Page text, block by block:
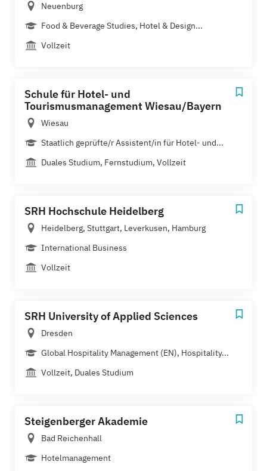
Neuenburg
Food & Beverage Studies, Hotel & Design...
Vollzeit
Schule für Hotel- und
Tourismusmanagement Wiesau/Bayern
Wiesau
Staatlich geprüfte/r Assistent/in für Hotel- und...
Duales Studium, Fernstudium, Vollzeit
SRH Hochschule Heidelberg
Heidelberg, Stuttgart, Leverkusen, Hamburg
International Business
Vollzeit
SRH University of Applied Sciences
Dresden
Global Hospitality Management (EN), Hospitality...
Vollzeit, Duales Studium
Steigenberger Akademie
Bad Reichenhall
Hotelmanagement